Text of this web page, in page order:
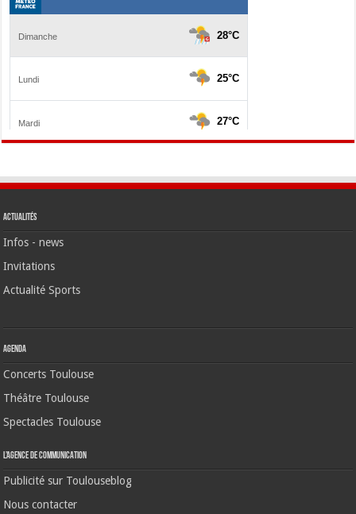
Actualités
Infos - news
Invitations
Actualité Sports
Agenda
Concerts Toulouse
Théâtre Toulouse
Spectacles Toulouse
L’agence de communication
Publicité sur Toulouseblog
Nous contacter